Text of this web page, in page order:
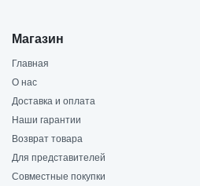
Магазин
Главная
О нас
Доставка и оплата
Наши гарантии
Возврат товара
Для представителей
Совместные покупки